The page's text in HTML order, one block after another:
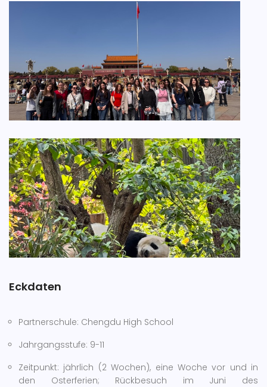
Eckdaten
Partnerschule: Chengdu High School
Jahrgangsstufe: 9-11
Zeitpunkt: jährlich (2 Wochen), eine Woche vor und in
den Osterferien; Rückbesuch im Juni des